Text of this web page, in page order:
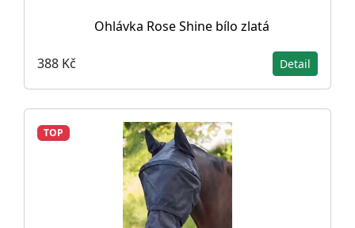
Ohlávka Rose Shine bílo zlatá
388 Kč Detail
TOP